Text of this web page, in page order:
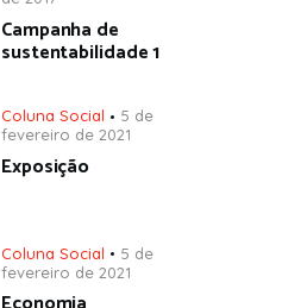
Campanha de
sustentabilidade 1
Coluna Social
5 de
fevereiro de 2021
Exposição
Coluna Social
5 de
fevereiro de 2021